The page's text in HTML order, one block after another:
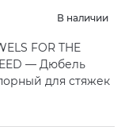
В наличии
FOR THE
— Дюбель
для стяжек